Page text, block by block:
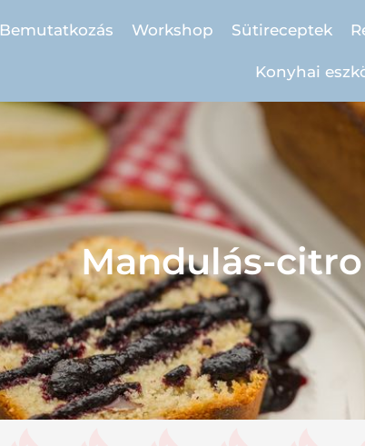
Bemutatkozás Workshop Sütireceptek
Konyhai
Mandulás-